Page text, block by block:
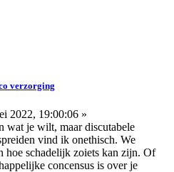
verzorging
2022, 19:00:06 »
wat je wilt, maar discutabele
vind ik onethisch. We
hoe schadelijk zoiets kan zijn. Of
concensus is over je